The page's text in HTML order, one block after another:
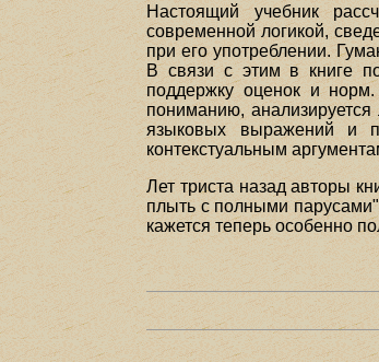
Настоящий учебник
современной логикой,
при его употреблении.
В связи с этим в книге
поддержку оценок и
пониманию,
языковых выражений и
контекстуальным
Лет триста назад авторы
плыть с полными
кажется теперь особенно